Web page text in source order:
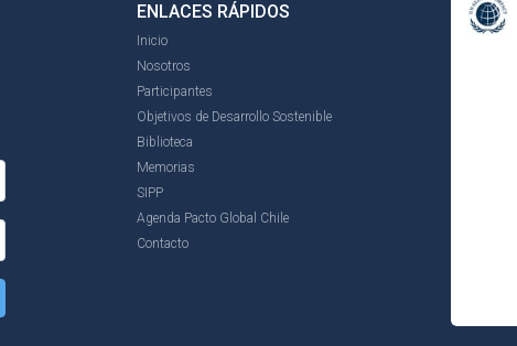
ENLACES RÁPIDOS
Inicio
Nosotros
Participantes
Objetivos de Desarrollo Sostenible
Biblioteca
Memorias
SIPP
Agenda Pacto Global Chile
Contacto